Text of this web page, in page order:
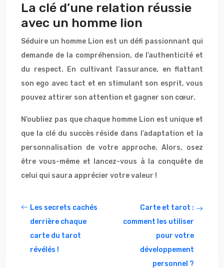
La clé d’une relation réussie
avec un homme lion
Séduire un homme Lion est un défi passionnant qui
demande de la compréhension, de l’authenticité et
du respect. En cultivant l’assurance, en flattant
son ego avec tact et en stimulant son esprit, vous
pouvez attirer son attention et gagner son cœur.
N’oubliez pas que chaque homme Lion est unique et
que la clé du succès réside dans l’adaptation et la
personnalisation de votre approche. Alors, osez
être vous-même et lancez-vous à la conquête de
celui qui saura apprécier votre valeur !
Les secrets cachés
derrière chaque
carte du tarot
révélés !
Carte et tarot :
comment les utiliser
pour votre
développement
personnel ?